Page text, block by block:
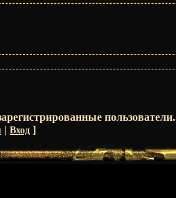
пользователи.
| Вход ]